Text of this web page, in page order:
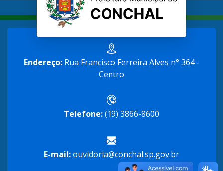
Endereço:Rua Francisco Ferreira Alves n° 364 -
Centro
Telefone:(19) 3866-8600
E-mail:ouvidoria@conchal.sp.gov.br